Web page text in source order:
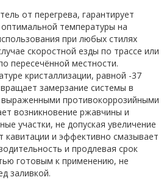
от перегрева, гарантирует
температуры на
при любых стилях
скоростной езды по трассе или
пересечённой местности.
кристаллизации, равной -37
замерзание системы в
противокоррозийными
возникновение ржавчины и
участки, не допуская увеличение
и эффективно смазывает
и продлевая срок
готовым к применению, не
заливкой.